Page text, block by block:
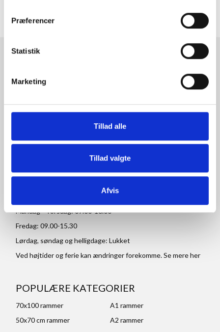
Præferencer
Statistik
Marketing
Tillad alle
Tillad valgte
Afvis
Rammeshoppen ApS
8700 Horsens
info@rammeshoppen.dk
Mandag - Torsdag: 09.00-16.00
Fredag: 09.00-15.30
Lørdag, søndag og helligdage: Lukket
Ved højtider og ferie kan ændringer forekomme. Se mereher
POPULÆRE KATEGORIER
70x100 rammer
A1 rammer
50x70 cm rammer
A2 rammer